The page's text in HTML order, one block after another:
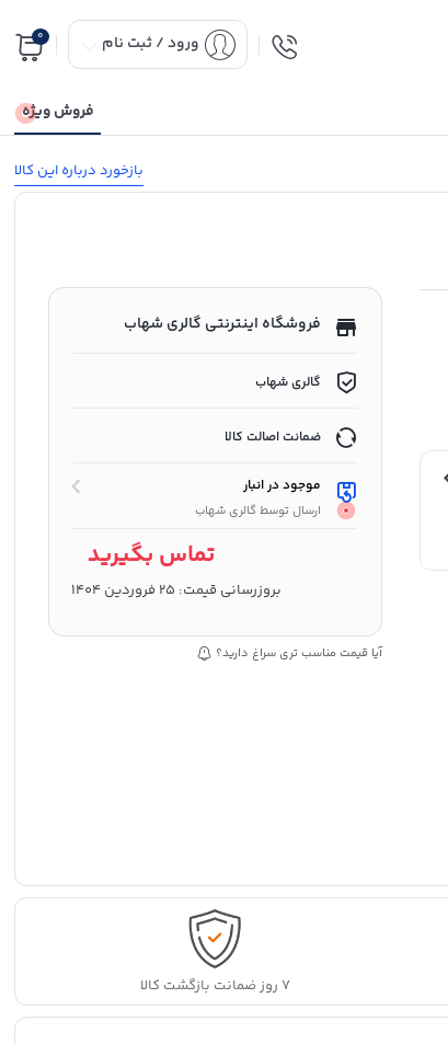
ورود / ثبت نام 0
فروش ویژه
بازخورد درباره این کالا
فروشگاه اینترنتی گالری شهاب
گالری شهاب
ضمانت اصالت کالا
موجود در انبار
ارسال توسط گالری شهاب
تماس بگیرید
بروزرسانی قیمت: 25 فروردین 1404
آیا قیمت مناسب تری سراغ دارید؟
۷ روز ضمانت بازگشت کالا